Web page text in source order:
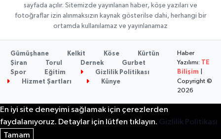
sayfada açılır. Sitemizde yayınlanan haber, köşe yazıları ve
fotoğraflar izin alınmaksızın kaynak gösterilse dahi, herhangi bir
ortamda kullanılamaz ve yayınlanamaz
Gümüşhane Kelkit Köse
Kürtün
Şiran
Torul Dernek
Gurbet
Spor
Eğitim
Gizlilik Politikası
Hizmet Şartları
Künye
Haber
Yazılımı:
TE
Bilişim
Copyright ©
2026
En iyi site deneyimi sağlamak için çerezlerden
faydalanıyoruz. Detaylar için lütfen tıklayın. Gizlilik Politikası
Tamam